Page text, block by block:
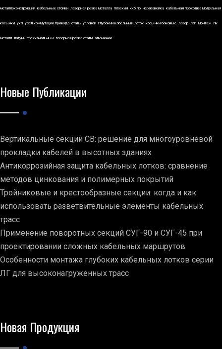
металлоконструкций кабельные стойки лазерная резка металла плоский ккб по нержавейка кабельная проходка модульная
косынки укп узел коммутации привода сталь угловой глубокий кабельный лоток косынки боковые лазер лэп монтаж пк
металл латунь трехканальный лазерная резка стали алюминий
Новые Публикации
Вертикальные секции СВ: решение для многоуровневой
прокладки кабелей в высотных зданиях
Антикоррозийная защита кабельных лотков: сравнение
методов цинкования и полимерных покрытий
Тройниковые и крестообразные секции: когда и как
использовать разветвительные элементы кабельных
трасс
Применение поворотных секций СУГ-90 и СУГ-45 при
проектировании сложных кабельных маршрутов
Особенности монтажа глубоких кабельных лотков серии
ЛГ для высоконагруженных трасс
Новая Продукция